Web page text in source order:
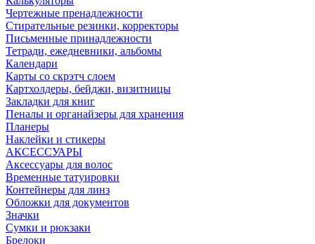
Чертежные пренадлежности
Стирательные резинки, корректоры
Письменные принадлежности
Тетради, ежедневники, альбомы
Календари
Карты со скрэтч слоем
Картхолдеры, бейджи, визитницы
Закладки для книг
Пеналы и органайзеры для хранения
Планеры
Наклейки и стикеры
АКСЕССУАРЫ
Аксессуары для волос
Временные татуировки
Контейнеры для линз
Обложки для документов
Значки
Сумки и рюкзаки
Брелоки